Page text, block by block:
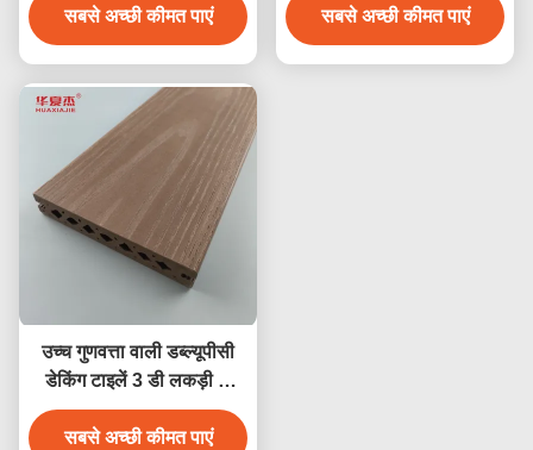
लकड़ी का रंग
सबसे अच्छी कीमत पाएं सबसे अच्छी कीमत पाएं
उच्च गुणवत्ता वाली डब्ल्यूपीसी
डेकिंग टाइलें 3 डी लकड़ी के
अनाज नमी प्रतिरोधी डेकिंग
बाहरी फर्श सजावट
सबसे अच्छी कीमत पाएं